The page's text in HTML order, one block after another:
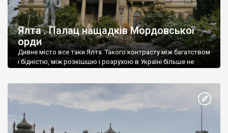
Ялта . Палац нащадків Мордовської
орди
Дивне місто все таки Ялта. Такого контрасту між багатством
і бідністю, між розкішшю і розрухою в Україні більше не